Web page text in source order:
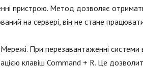
пристрою. Метод дозволяє
на сервері, він не стане
При перезавантаженні системи
клавіш Command + R. Це